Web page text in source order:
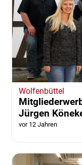
Wolfenbüttel
Jürgen
vor 12 Jahren